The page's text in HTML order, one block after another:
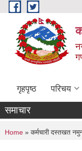
Skip to main content
गृहपृष्ठ परिचय
समाचार
You are here
Home » कर्मचारी दस्तखत